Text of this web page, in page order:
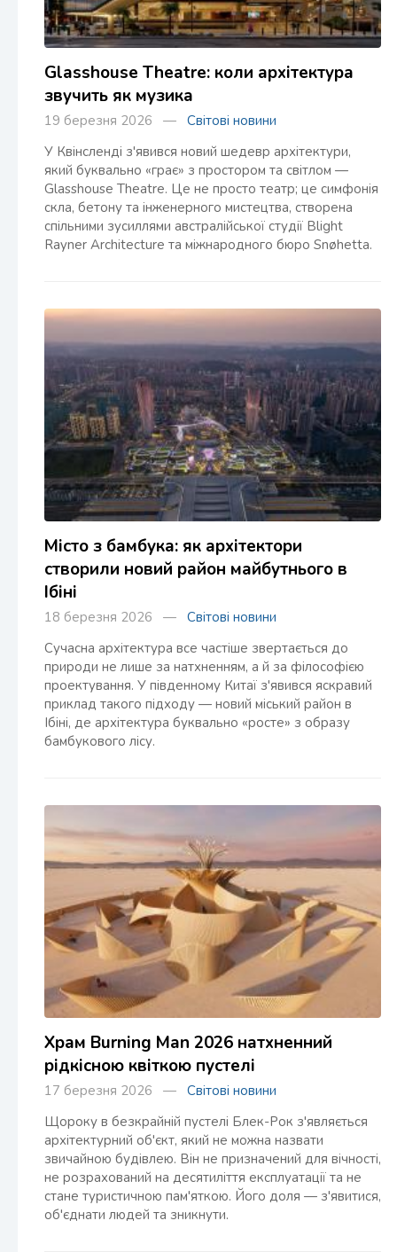
Glasshouse Theatre: коли архітектура
звучить як музика
19 березня 2026 — Світові новини
У Квінсленді з'явився новий шедевр архітектури,
який буквально «грає» з простором та світлом —
Glasshouse Theatre. Це не просто театр; це симфонія
скла, бетону та інженерного мистецтва, створена
спільними зусиллями австралійської студії Blight
Rayner Architecture та міжнародного бюро Snøhetta.
Місто з бамбука: як архітектори
створили новий район майбутнього в
Ібіні
18 березня 2026 — Світові новини
Сучасна архітектура все частіше звертається до
природи не лише за натхненням, а й за філософією
проектування. У південному Китаї з'явився яскравий
приклад такого підходу — новий міський район в
Ібіні, де архітектура буквально «росте» з образу
бамбукового лісу.
Храм Burning Man 2026 натхненний
рідкісною квіткою пустелі
17 березня 2026 — Світові новини
Щороку в безкрайній пустелі Блек-Рок з'являється
архітектурний об'єкт, який не можна назвати
звичайною будівлею. Він не призначений для вічності,
не розрахований на десятиліття експлуатації та не
стане туристичною пам'яткою. Його доля — з'явитися,
об'єднати людей та зникнути.